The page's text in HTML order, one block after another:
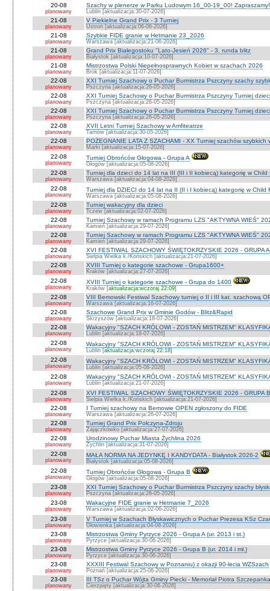
20-08
planowany
Szachy w plenerze w Parku Ludowym 16_00-19_00! Zapraszamy!
Lublin [aktualizacja:30-07-2026]
21-08
planowany
V Piekielne Grand Prix - 3 Turniej
Ustroń [aktualizacja:06-06-2026]
21-08
planowany
Szybkie FIDE granie w Hetmanie 23_2026
Warszawa [aktualizacja:21-06-2026]
21-08
planowany
Grand Prix Białegostoku "Lato-Jesień 2026" - 3. runda blitz
Białystok [aktualizacja:10-07-2026]
21-08
planowany
Mistrzostwa Polski Niepełnosprawnych Kobiet w szachach 2026
Brok [aktualizacja:11-07-2026]
22-08
planowany
XXI Turniej Szachowy o Puchar Burmistrza Pszczyny szachy
Pszczyna [aktualizacja:26-05-2026]
22-08
planowany
XXI Turniej Szachowy o Puchar Burmistrza Pszczyny Turniej
Pszczyna [aktualizacja:26-05-2026]
22-08
planowany
XXI Turniej Szachowy o Puchar Burmistrza Pszczyny Turniej
Pszczyna [aktualizacja:26-05-2026]
22-08
planowany
XVII Letni Turniej Szachowy w Amfiteatrze
Tarnów [aktualizacja:30-05-2026]
22-08
planowany
POŻEGNANIE LATA Z SZACHAMI - XX Turniej szachów szybkich
Marki [aktualizacja:15-07-2026]
22-08
planowany
Turniej Obrońców Głogowa - Grupa A
Głogów [aktualizacja:05-08-2026]
22-08
planowany
Turniej dla dzieci do 14 lat na III (III i II kobiecą) kategorię w Child
Warszawa [aktualizacja:04-08-2026]
22-08
planowany
Turniej dla DZIECI do 14 lat na II (II i I kobiecą) kategorię w Child
Warszawa [aktualizacja:05-08-2026]
22-08
planowany
Turniej wakacyjny dla dzieci
Tczew [aktualizacja:02-07-2026]
22-08
planowany
Turniej Szachowy w ramach Programu LZS "AKTYWNA WIEŚ"
Kamień [aktualizacja:29-07-2026]
22-08
planowany
Turniej Szachowy w ramach Programu LZS "AKTYWNA WIEŚ"
Kamień [aktualizacja:29-07-2026]
22-08
planowany
XVI FESTIWAL SZACHOWY ŚWIĘTOKRZYSKIE 2026 - GRUPA
Sielpia Wielka k./Końskich [aktualizacja:21-07-2026]
22-08
planowany
XVIII Turniej o kategorie szachowe - Grupa1600+
Kraków [aktualizacja:27-07-2026]
22-08
planowany
XVIII Turniej o kategorie szachowe - Grupa do 1400
Kraków [aktualizacja:wczoraj 22:09]
22-08
planowany
VIII Bemowski Festiwal Szachowy turniej o II i III kat. szachową
Warszawa [aktualizacja:16-07-2026]
22-08
planowany
Szachowe Grand Prix w Gminie Godów - Blitz&Rapid
Skrzyszów [aktualizacja:18-07-2026]
22-08
planowany
Wakacyjny "SZACH KRÓLOWI - ZOSTAŃ MISTRZEM"
Lublin [aktualizacja:18-07-2026]
22-08
planowany
Wakacyjny "SZACH KRÓLOWI - ZOSTAŃ MISTRZEM"
Lublin [aktualizacja:wczoraj 22:18]
22-08
planowany
Wakacyjny "SZACH KRÓLOWI - ZOSTAŃ MISTRZEM"
Lublin [aktualizacja:05-08-2026]
22-08
planowany
Wakacyjny "SZACH KRÓLOWI - ZOSTAŃ MISTRZEM"
Lublin [aktualizacja:21-07-2026]
22-08
planowany
XVI FESTIWAL SZACHOWY ŚWIĘTOKRZYSKIE 2026 - GRUPA B
Sielpia Wielka k./Końskich [aktualizacja:21-07-2026]
22-08
planowany
I Turniej szachowy na Bemowie OPEN zgłoszony do FIDE
Warszawa [aktualizacja:26-07-2026]
22-08
planowany
Turniej Grand Prix Połczyna-Zdroju
Zajączkówko [aktualizacja:27-07-2026]
22-08
planowany
Urodzinowy Puchar Miasta Żychlina 2026
Żychlin [aktualizacja:31-07-2026]
22-08
planowany
MAŁA NORMA NA JEDYNKĘ I KANDYDATA - Białystok 2026-2
Białystok [aktualizacja:05-08-2026]
22-08
planowany
Turniej Obrońców Głogowa - Grupa B
Głogów [aktualizacja:05-08-2026]
23-08
planowany
XXI Turniej Szachowy o Puchar Burmistrza Pszczyny szachy
Pszczyna [aktualizacja:26-05-2026]
23-08
planowany
Wakacyjne FIDE granie w Hetmanie 7_2026
Warszawa [aktualizacja:02-06-2026]
23-08
planowany
V Turniej w Szachach Błyskawicznych o Puchar Prezesa KSz
Głowienka [aktualizacja:04-08-2026]
23-08
planowany
Mistrzostwa Gminy Pyrzyce 2026 - Grupa A (ur. 2013 i st.)
Pyrzyce [aktualizacja:30-06-2026]
23-08
planowany
Mistrzostwa Gminy Pyrzyce 2026 - Grupa B (ur. 2014 i mł.)
Pyrzyce [aktualizacja:30-06-2026]
23-08
planowany
XXXIII Festiwal Szachowy w Poznaniu) z okazji 90-lecia WZSzach
Poznań [aktualizacja:25-06-2026]
23-08
planowany
III TSz o Puchar Wójta Gminy Piecki - Memoriał Piotra
Cierzpięty [aktualizacja:30-06-2026]